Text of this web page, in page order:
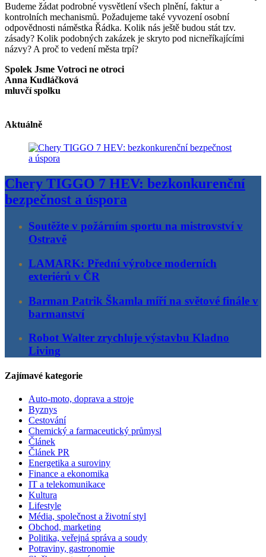
Budeme žádat podrobné vysvětlení všech plnění, faktur a
kontrolních mechanismů. Požadujeme také vyvození osobní
odpovědnosti náměstka Řádka. Kolik nás ještě budou stát tzv.
zásady? Kolik podobných zakázek je skryto pod nicneříkajícími
názvy? A proč to vedení města trpí?
Spolek Jsme Votroci ne otroci
Anna Kudláčková
mluvčí spolku
Aktuálně
Chery TIGGO 7 HEV: bezkonkurenční
bezpečnost a úspora
Soutěžte v požárním sportu na mistrovství v
Ostravě
LAMARK: Přední výrobce moderních
exteriérů v ČR
Barman Patrik Škamla míří na světové finále v
barmanství
Robot Walter zrychluje výstavbu Kladno
Living
Zajímavé kategorie
Auto-moto, doprava a stroje
Byznys
Cestování
Chemický a farmaceutický průmysl
Článek
Článek PR
Energetika a suroviny
Finance a ekonomika
IT a telekomunikace
Kultura
Lifestyle
Média, společnost a životní styl
Obchod, marketing
Politika, veřejná správa a soudy
Potraviny, gastronomie